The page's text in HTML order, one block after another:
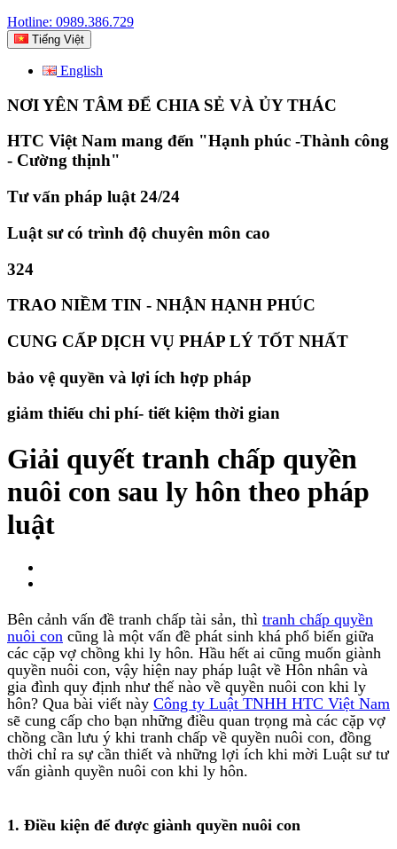
Hotline: 0989.386.729
Tiếng Việt
English
NƠI YÊN TÂM ĐỂ CHIA SẺ VÀ ỦY THÁC
HTC Việt Nam mang đến "Hạnh phúc -Thành công
- Cường thịnh"
Tư vấn pháp luật 24/24
Luật sư có trình độ chuyên môn cao
324
TRAO NIỀM TIN - NHẬN HẠNH PHÚC
CUNG CẤP DỊCH VỤ PHÁP LÝ TỐT NHẤT
bảo vệ quyền và lợi ích hợp pháp
giảm thiếu chi phí- tiết kiệm thời gian
Giải quyết tranh chấp quyền
nuôi con sau ly hôn theo pháp
luật
Bên cảnh vấn đề tranh chấp tài sản, thì tranh chấp quyền
nuôi con cũng là một vấn đề phát sinh khá phổ biến giữa
các cặp vợ chồng khi ly hôn. Hầu hết ai cũng muốn giành
quyền nuôi con, vậy hiện nay pháp luật về Hôn nhân và
gia đình quy định như thế nào về quyền nuôi con khi ly
hôn? Qua bài viết này Công ty Luật TNHH HTC Việt Nam
sẽ cung cấp cho bạn những điều quan trọng mà các cặp vợ
chồng cần lưu ý khi tranh chấp về quyền nuôi con, đồng
thời chỉ ra sự cần thiết và những lợi ích khi mời Luật sư tư
vấn giành quyền nuôi con khi ly hôn.
1. Điều kiện để được giành quyền nuôi con